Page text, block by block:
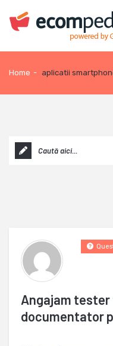
Home - aplicatii
Angajam
documentator